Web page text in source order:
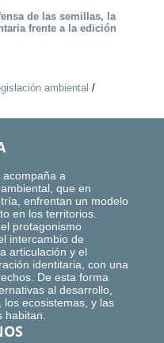
de las semillas, la
frente a la edición
ambiental /
acompaña a
que en
enfrentan un modelo
en los territorios.
protagonismo
intercambio de
articulación y el
identitaria, con una
De esta forma
al desarrollo,
ecosistemas, y las
habitan.